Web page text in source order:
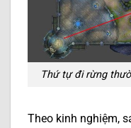
Thứ tự đi rừng
Theo kinh nghiệm,